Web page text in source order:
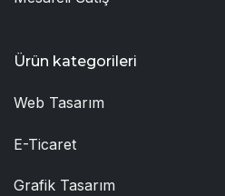
Ürün kategorileri
Web Tasarım
E-Ticaret
Grafik Tasarım